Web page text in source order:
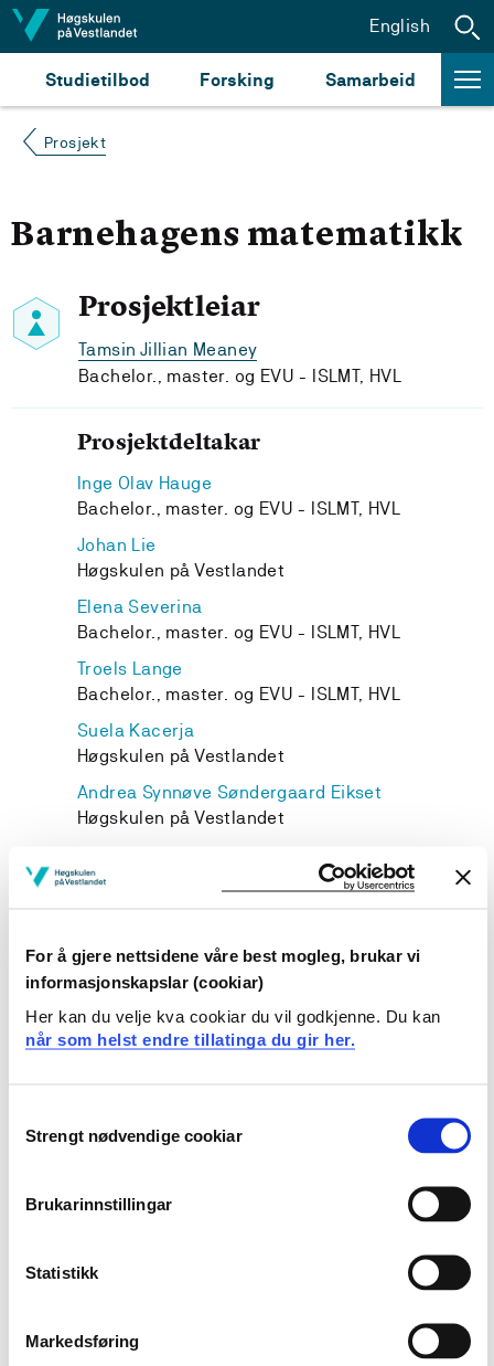
For å gjere nettsidene våre best mogleg, brukar vi
informasjonskapslar (cookiar)
Her kan du velje kva cookiar du vil godkjenne. Du kan
når som helst endre tillatinga du gir her.
Selection
Strengt nødvendige cookiar
Brukarinnstillingar
Statistikk
Markedsføring
Hopp til innhald
Studietilbod Forsking Samarbeid
English
Prosjekt
Barnehagens matematikk
Prosjektleiar
Tamsin Jillian Meaney
Bachelor., master. og EVU - ISLMT, HVL
Prosjektdeltakar
Inge Olav Hauge
Bachelor., master. og EVU - ISLMT, HVL
Johan Lie
Høgskulen på Vestlandet
Elena Severina
Bachelor., master. og EVU - ISLMT, HVL
Troels Lange
Bachelor., master. og EVU - ISLMT, HVL
Suela Kacerja
Høgskulen på Vestlandet
Andrea Synnøve Søndergaard Eikset
Høgskulen på Vestlandet
Bachelor., master. og EVU - ISLMT, HVL
Institutt for språk, litt.,mat. og tolk, Høgskulen på
Vestlandet
Prosjektperiode